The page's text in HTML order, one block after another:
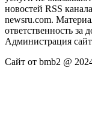
новостей RSS
newsru.com.
ответственность за
Администрация
Сайт от bmb2 @